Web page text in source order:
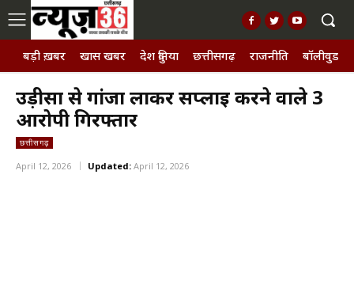
बड़ी ख़बर खास खबर देश दुनिया छत्तीसगढ़ राजनीति बॉलीवुड,
उड़ीसा से गांजा लाकर सप्लाई करने वाले 3
आरोपी गिरफ्तार
छत्तीसगढ़
April 12, 2026 Updated: April 12, 2026